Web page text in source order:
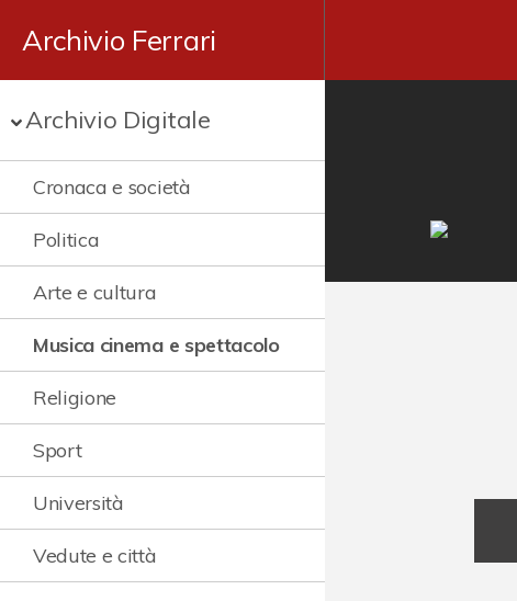
Archivio Ferrari
Archivio Digitale
Cronaca e società
Politica
Arte e cultura
Musica cinema e spettacolo
Religione
Sport
Università
Vedute e città